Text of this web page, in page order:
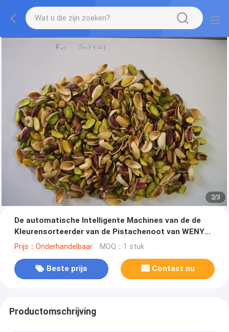
2/3
De automatische Intelligente Machines van de de
Kleurensorteerder van de Pistachenoot van WENYAO
In Fefei China
Prijs：Onderhandelbaar MOQ：1 stuk
Beste prijs Contact nu
Productomschrijving